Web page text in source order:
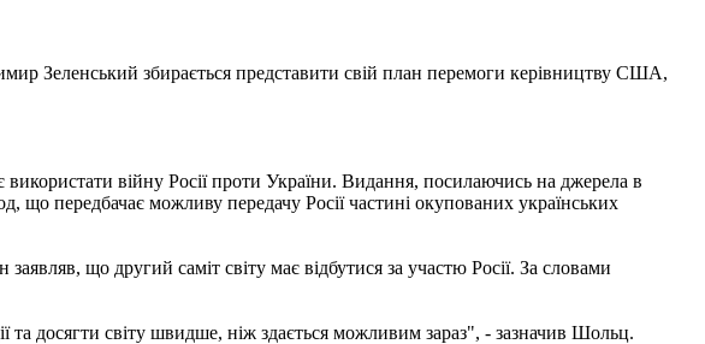
Зеленський збирається представити свій план перемоги керівництву США,
війну Росії проти України. Видання, посилаючись на джерела в
передбачає можливу передачу Росії частині окупованих українських
що другий саміт світу має відбутися за участю Росії. За словами
досягти світу швидше, ніж здається можливим зараз", - зазначив Шольц.